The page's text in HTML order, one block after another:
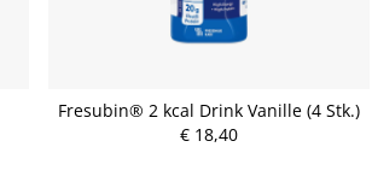
Fresubin® 2 kcal Drink Vanille (4 Stk.)
€ 18,40
P